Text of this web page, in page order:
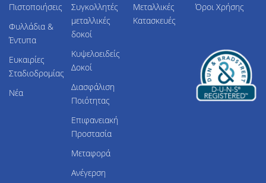
Πιστοποιήσεις
Φυλλάδια &
Έντυπα
Ευκαιρίες
Σταδιοδρομίας
Νέα
Συγκολλητές
μεταλλικές
δοκοί
Κυψελοειδείς
Δοκοί
Διασφάλιση
Ποιότητας
Επιφανειακή
Προστασία
Μεταφορά
Ανέγερση
Μεταλλικές
Κατασκευές
Όροι Χρήσης